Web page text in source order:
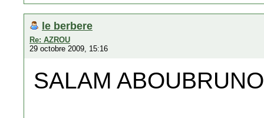
le berbere
Re: AZROU
29 octobre 2009, 15:16
SALAM ABOUBRUNO